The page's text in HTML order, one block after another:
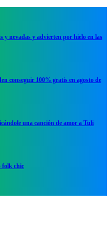
y nevadas y advierten por hielo en las
conseguir 100% gratis en agosto de
una canción de amor a Tuli
folk chic